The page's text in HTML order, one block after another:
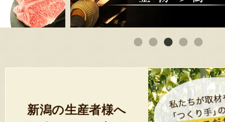
新潟の生産者様へ